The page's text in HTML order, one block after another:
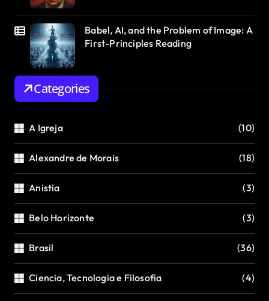
Babel, AI, and the Problem of Image: A
First-Principles Reading
Categories
A Igreja (10)
Alexandre de Morais (18)
Anistia (3)
Belo Horizonte (3)
Brasil (36)
Ciencia, Tecnologia e Filosofia (4)